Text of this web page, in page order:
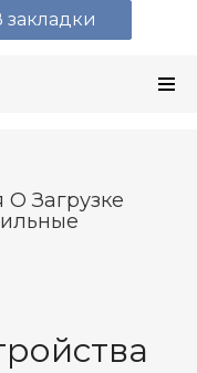
Загрузке
закладки